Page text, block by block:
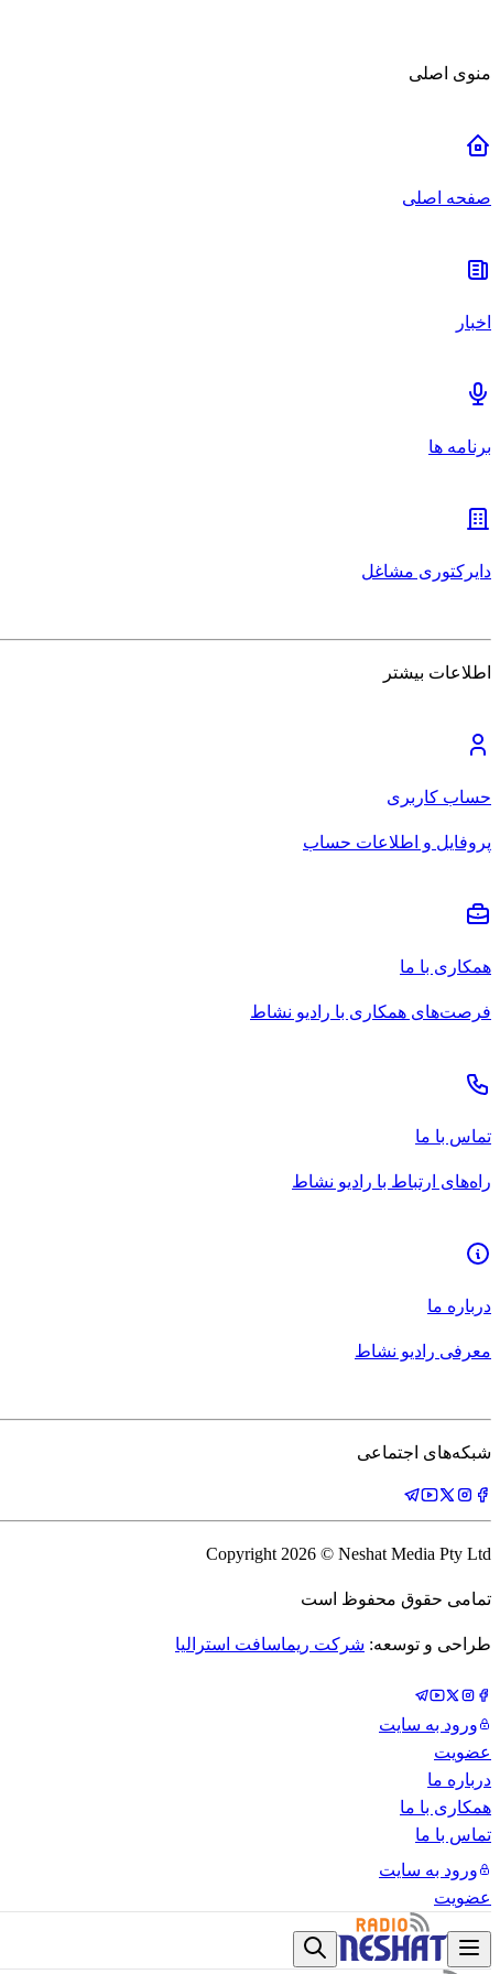
منوی اصلی
صفحه اصلی
اخبار
برنامه ها
دایرکتوری مشاغل
اطلاعات بیشتر
حساب کاربری
پروفایل و اطلاعات حساب
همکاری با ما
فرصت‌های همکاری با رادیو نشاط
تماس با ما
راه‌های ارتباط با رادیو نشاط
درباره ما
معرفی رادیو نشاط
شبکه‌های اجتماعی
Copyright 2026 © Neshat Media Pty Ltd
تمامی حقوق محفوظ است
طراحی و توسعه: شرکت ریماسافت استرالیا
ورود به سایت
عضویت
درباره ما
همکاری با ما
تماس با ما
ورود به سایت
عضویت